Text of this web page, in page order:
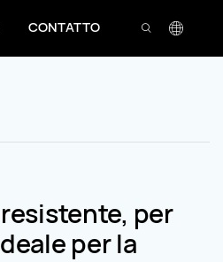
CONTATTO
per
per la